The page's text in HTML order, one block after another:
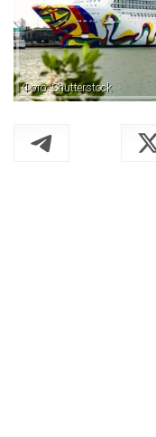
Фото: Shutterstock